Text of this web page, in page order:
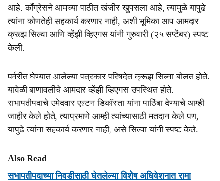
r
e
आहे. काँग्रेसने आमच्या पाठीत खंजीर खुपसला आहे, त्यामुळे यापुढे
त्यांना कोणतेही सहकार्य करणार नाही, अशी भूमिका आप आमदार
क्रूझ सिल्वा आणि व्हेंझी व्हिएगस यांनी गुरुवारी (२५ सप्टेंबर) स्पष्ट
केली.
पर्वरीत घेण्यात आलेल्या पत्रकार परिषदेत क्रूझ सिल्वा बोलत होते.
यावेळी बाणावलीचे आमदार व्हेंझी व्हिएगस उपस्थित होते.
सभापतीपदाचे उमेदवार एल्टन डिकॉस्ता यांना पाठिंबा देण्याचे आम्ही
जाहीर केले होते, त्याप्रमाणे आम्ही त्यांच्यासाठी मतदान केले पण,
यापुढे त्यांना सहकार्य करणार नाही, असे सिल्वा यांनी स्पष्ट केले.
Also Read
सभापतीपदाच्या निवडीसाठी घेतलेल्या विशेष अधिवेशनात रामा